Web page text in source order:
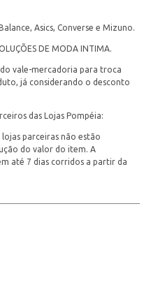
Asics, Converse e Mizuno.
DE MODA INTIMA.
do vale-mercadoria para troca
já considerando o desconto
das Lojas Pompéia:
parceiras não estão
do valor do item. A
até 7 dias corridos a partir da